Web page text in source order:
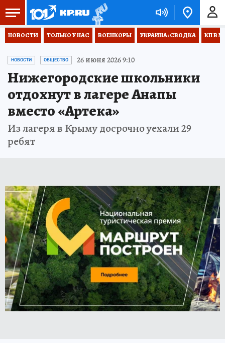
НОВОСТИ ТОЛЬКО У НАС ВОЕНКОРЫ УКРАИНА: СВОДКА КП В
НОВОСТИ ОБЩЕСТВО 26 июня 2026 9:10
Нижегородские школьники
отдохнут в лагере Анапы
вместо «Артека»
Из лагеря в Крыму досрочно уехали 29
ребят